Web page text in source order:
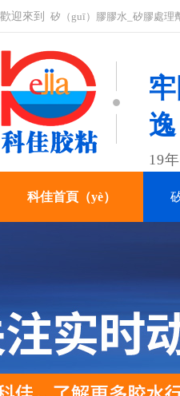
歡迎來到 矽（guī）膠膠水_矽膠處理
逸
19
科佳首頁（yè）